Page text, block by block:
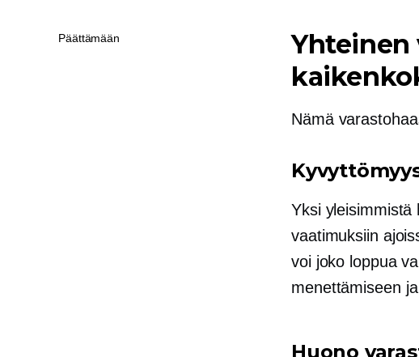
Yhteinen
Nämä
Yksi yleisimmistä
vaatimuksiin
voi joko loppua
menettämiseen
Huono
Päättämään